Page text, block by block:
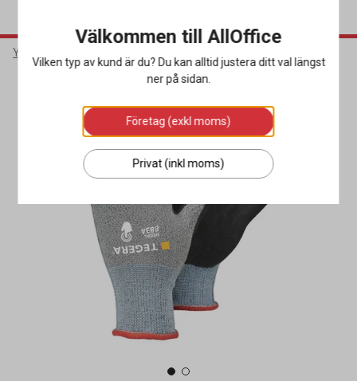
Yrkeskläder & Skydd
Välkommen till AllOffice
Vilken typ av kund är du? Du kan alltid justera ditt val längst
ner på sidan.
Företag (exkl moms)
Privat (inkl moms)